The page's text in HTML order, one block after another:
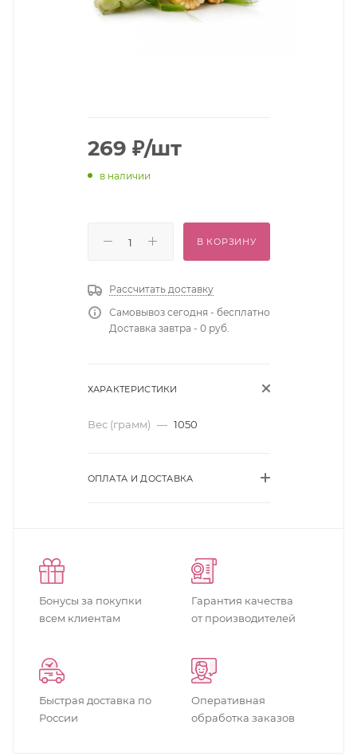
269 ₽/шт
в наличии
В КОРЗИНУ
Рассчитать доставку
Самовывоз сегодня - бесплатно
Доставка завтра - 0 руб.
ХАРАКТЕРИСТИКИ
Вес (грамм) — 1050
ОПЛАТА И ДОСТАВКА
Бонусы за покупки
всем клиентам
Гарантия качества
от производителей
Быстрая доставка по
России
Оперативная
обработка заказов